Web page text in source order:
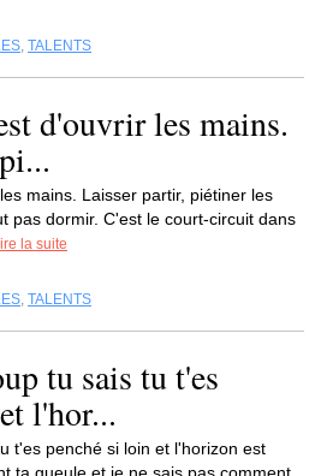
, TALENTS
d'ouvrir les mains.
mains. Laisser partir, piétiner les
pas dormir. C'est le court-circuit dans
la suite
, TALENTS
tu sais tu t'es
l'hor...
t'es penché si loin et l'horizon est